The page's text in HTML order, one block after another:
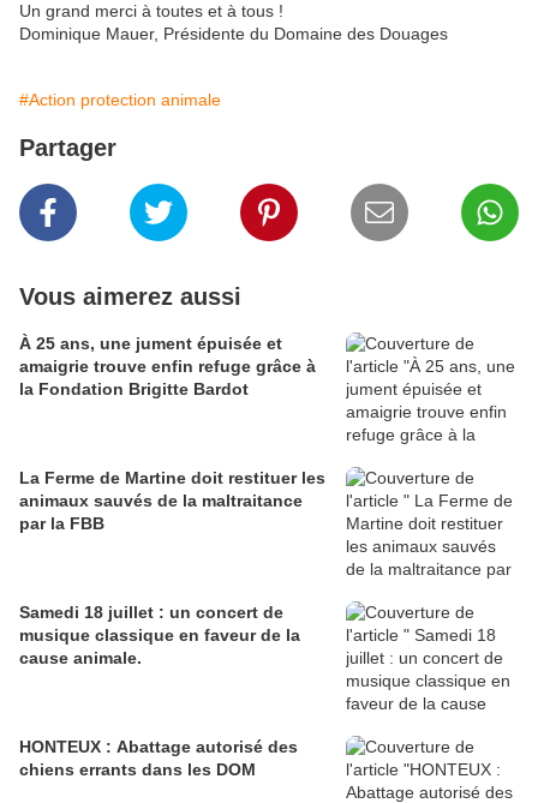
Un grand merci à toutes et à tous !
Dominique Mauer, Présidente du Domaine des Douages
#Action protection animale
Partager
Vous aimerez aussi
À 25 ans, une jument épuisée et
amaigrie trouve enfin refuge grâce à
la Fondation Brigitte Bardot
La Ferme de Martine doit restituer les
animaux sauvés de la maltraitance
par la FBB
Samedi 18 juillet : un concert de
musique classique en faveur de la
cause animale.
HONTEUX : Abattage autorisé des
chiens errants dans les DOM